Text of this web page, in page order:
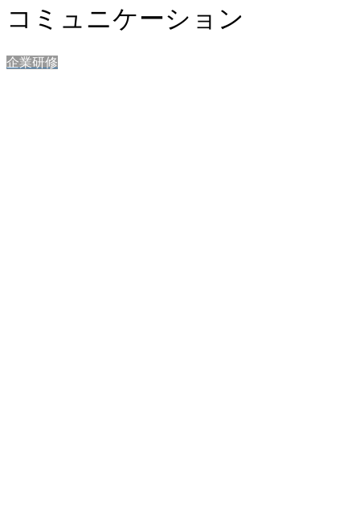
コミュニケーション
企業研修